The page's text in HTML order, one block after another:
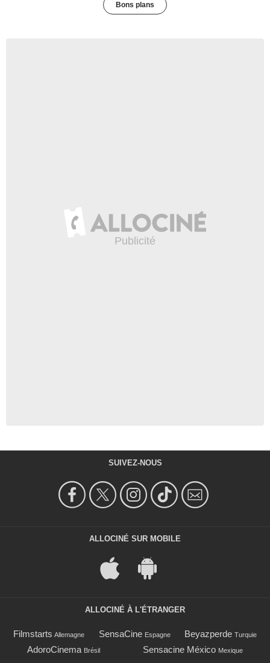
Bons plans
SUIVEZ-NOUS
ALLOCINÉ SUR MOBILE
ALLOCINÉ À L'ÉTRANGER
Filmstarts Allemagne SensaCine Espagne Beyazperde Turquie
AdoroCinema Brésil Sensacine México Mexique